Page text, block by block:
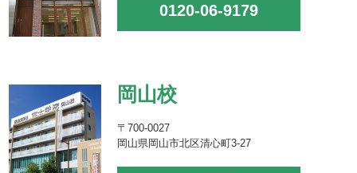
0120-06-9179
岡山校
〒700-0027
岡山県岡山市北区清心町3-27